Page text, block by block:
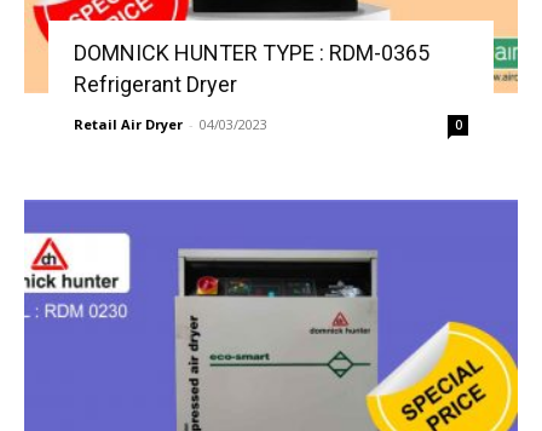
DOMNICK HUNTER TYPE : RDM-0365
Refrigerant Dryer
Retail Air Dryer - 04/03/2023 0